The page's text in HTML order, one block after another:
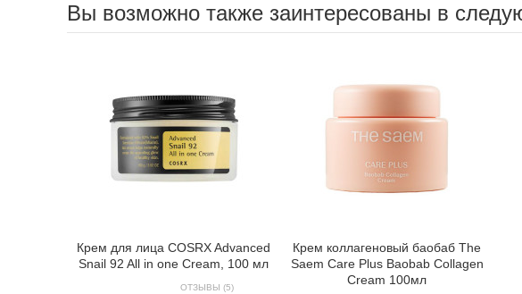
Вы возможно также заинтересованы в
Крем для лица COSRX Advanced
Snail 92 All in one Cream, 100 мл
ОТЗЫВЫ (5)
Крем коллагеновый баобаб The
Saem Care Plus Baobab Collagen
Cream 100мл